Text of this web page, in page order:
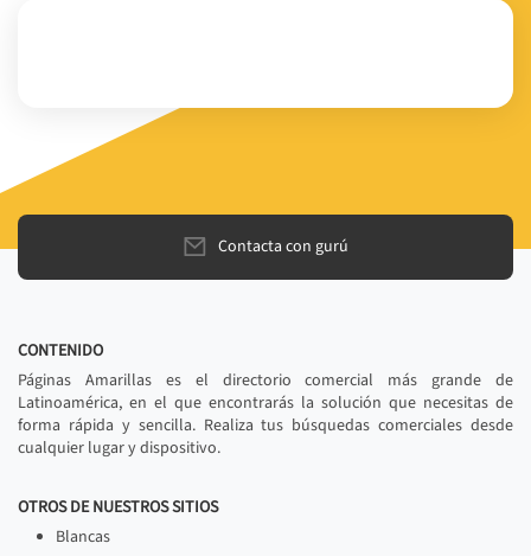
Contacta con gurú
CONTENIDO
Páginas Amarillas es el directorio comercial más grande de
Latinoamérica, en el que encontrarás la solución que necesitas de
forma rápida y sencilla. Realiza tus búsquedas comerciales desde
cualquier lugar y dispositivo.
OTROS DE NUESTROS SITIOS
Blancas